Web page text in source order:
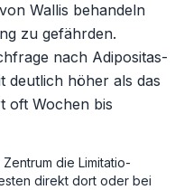
Wallis behandeln
zu gefährden.
nach Adipositas-
deutlich höher als das
oft Wochen bis
die Limitatio-
direkt dort oder bei